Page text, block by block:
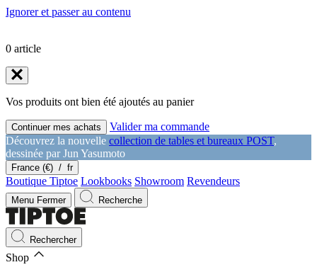
Ignorer et passer au contenu
0 article
Vos produits ont bien été ajoutés au panier
Continuer mes achats
Valider ma commande
Découvrez la nouvelle collection de tables et bureaux POST,
dessinée par Jun Yasumoto
France (€) / fr
Boutique Tiptoe Lookbooks Showroom Revendeurs
Menu Fermer Recherche
Rechercher
Shop